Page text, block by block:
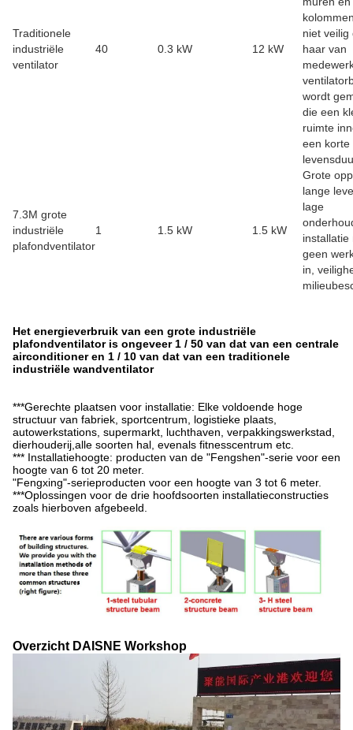
Traditionele
industriële
ventilator
40 0.3 kW 12 kW
niet veilig
haar van
wordt
die een
ruimte
een korte
7.3M grote
industriële
plafondventilator
1 1.5 kW 1.5 kW
Grote
lange
lage
installatie
geen
in,
Het energieverbruik van een grote industriële
plafondventilator is ongeveer 1 / 50 van dat van een centrale
airconditioner en 1 / 10 van dat van een traditionele
industriële wandventilator
***Gerechte plaatsen voor installatie: Elke voldoende hoge
structuur van fabriek, sportcentrum, logistieke plaats,
autowerkstations, supermarkt, luchthaven, verpakkingswerkstad,
dierhouderij,alle soorten hal, evenals fitnesscentrum etc.
*** Installatiehoogte: producten van de "Fengshen"-serie voor een
hoogte van 6 tot 20 meter.
"Fengxing"-serieproducten voor een hoogte van 3 tot 6 meter.
***Oplossingen voor de drie hoofdsoorten installatieconstructies
zoals hierboven afgebeeld.
Overzicht DAISNE Workshop